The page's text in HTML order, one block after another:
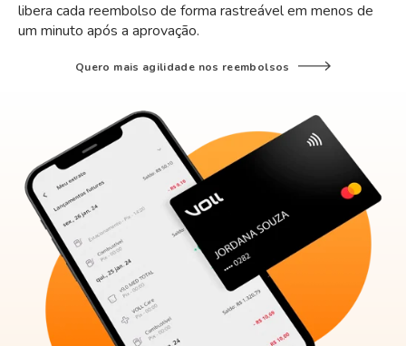
libera cada reembolso de forma rastreável em menos de
um minuto após a aprovação.
Quero mais agilidade nos reembolsos